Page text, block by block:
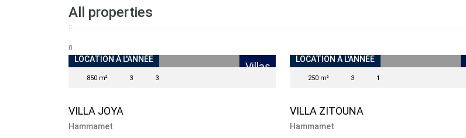
All properties
0
LOCATION À L'ANNÉE
Villas
850 m² 3 3
VILLA JOYA
Hammamet
LOCATION À L'ANNÉE
250 m² 3 1
VILLA ZITOUNA
Hammamet